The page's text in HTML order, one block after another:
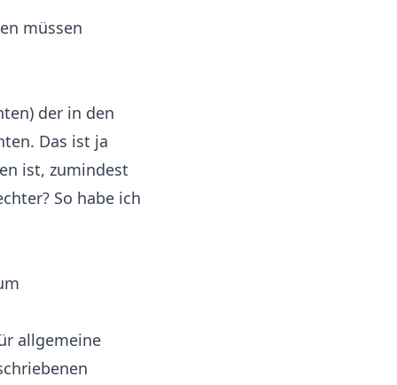
müssen
der in den
Das ist ja
ist, zumindest
So habe ich
allgemeine